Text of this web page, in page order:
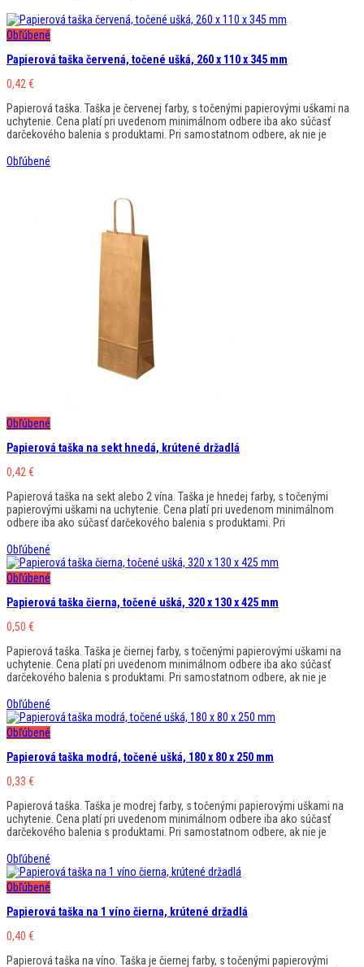
Obľúbené
Papierová taška červená, točené ušká, 260 x 110 x 345 mm
0,42 €
Papierová taška. Taška je červenej farby, s točenými papierovými uškami na
uchytenie. Cena platí pri uvedenom minimálnom odbere iba ako súčasť
darčekového balenia s produktami. Pri samostatnom odbere, ak nie je
Obľúbené
Obľúbené
Papierová taška na sekt hnedá, krútené držadlá
0,42 €
Papierová taška na sekt alebo 2 vína. Taška je hnedej farby, s točenými
papierovými uškami na uchytenie. Cena platí pri uvedenom minimálnom
odbere iba ako súčasť darčekového balenia s produktami. Pri
Obľúbené
Obľúbené
Papierová taška čierna, točené ušká, 320 x 130 x 425 mm
0,50 €
Papierová taška. Taška je čiernej farby, s točenými papierovými uškami na
uchytenie. Cena platí pri uvedenom minimálnom odbere iba ako súčasť
darčekového balenia s produktami. Pri samostatnom odbere, ak nie je
Obľúbené
Obľúbené
Papierová taška modrá, točené ušká, 180 x 80 x 250 mm
0,33 €
Papierová taška. Taška je modrej farby, s točenými papierovými uškami na
uchytenie. Cena platí pri uvedenom minimálnom odbere iba ako súčasť
darčekového balenia s produktami. Pri samostatnom odbere, ak nie je
Obľúbené
Obľúbené
Papierová taška na 1 víno čierna, krútené držadlá
0,40 €
Papierová taška na víno. Taška je čiernej farby, s točenými papierovými